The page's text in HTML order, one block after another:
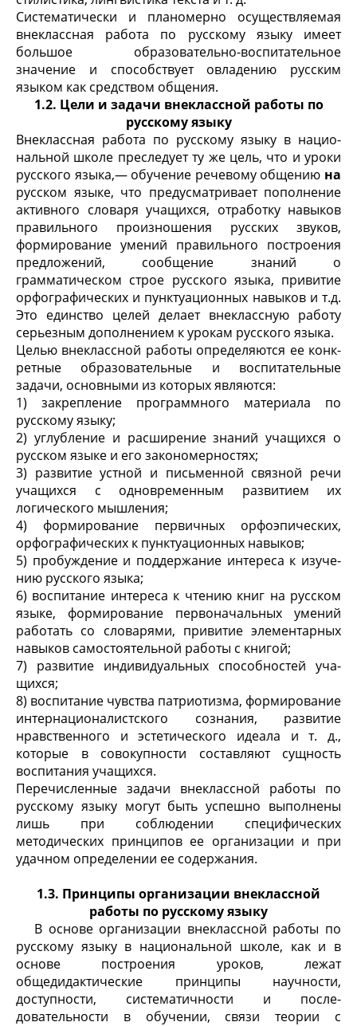
Систематически и планомерно осуществляемая
вне­классная работа по русскому языку имеет
большое об­разовательно-воспитательное
значение и способствует овладению русским
языком как средством общения.
1.2. Цели и задачи внеклассной работы по
русскому языку
Внеклассная работа по русскому языку в нацио­
нальной школе преследует ту же цель, что и уроки
русского языка,— обучение речевому общению на
русском языке, что предусматривает пополнение
активного словаря учащихся, отработку навыков
правильного произношения русских звуков,
формирова­ние умений правильного построения
предложений, сообщение знаний о
грамматическом строе русского языка, привитие
орфографических и пунктуационных навыков и т.д.
Это единство целей делает внеклассную работу
серьезным дополнением к урокам русского языка.
Целью внеклассной работы определяются ее конк­
ретные образовательные и воспитательные
задачи, основными из которых являются:
1) закрепление программного материала по
русско­му языку;
2) углубление и расширение знаний учащихся о
русском языке и его закономерностях;
3) развитие устной и письменной связной речи
учащихся с одновременным развитием их
логического мышления;
4) формирование первичных орфоэпических,
орфо­графических к пунктуационных навыков;
5) пробуждение и поддержание интереса к изуче­
нию русского языка;
6) воспитание интереса к чтению книг на русском
языке, формирование первоначальных умений
рабо­тать со словарями, привитие элементарных
навыков самостоятельной работы с книгой;
7) развитие индивидуальных способностей уча­
щихся;
8) воспитание чувства патриотизма, формирование
интернационалистского сознания, развитие
нравствен­ного и эстетического идеала и т. д.,
которые в сово­купности составляют сущность
воспитания учащихся.
Перечисленные задачи внеклассной работы по
русскому языку могут быть успешно выполнены
лишь при соблюдении специфических
методических принци­пов ее организации и при
удачном определении ее содержания.
1.3. Принципы организации внеклассной
работы по русскому языку
В основе организации внеклассной работы по
рус­скому языку в национальной школе, как и в
основе построения уроков, лежат
общедидактические принци­пы научности,
доступности, систематичности и после­
довательности в обучении, связи теории с